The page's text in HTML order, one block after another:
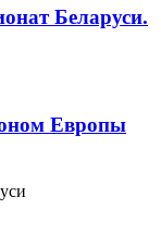
Беларуси.
Европы